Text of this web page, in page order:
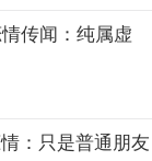
传闻：纯属虚
：只是普通朋友